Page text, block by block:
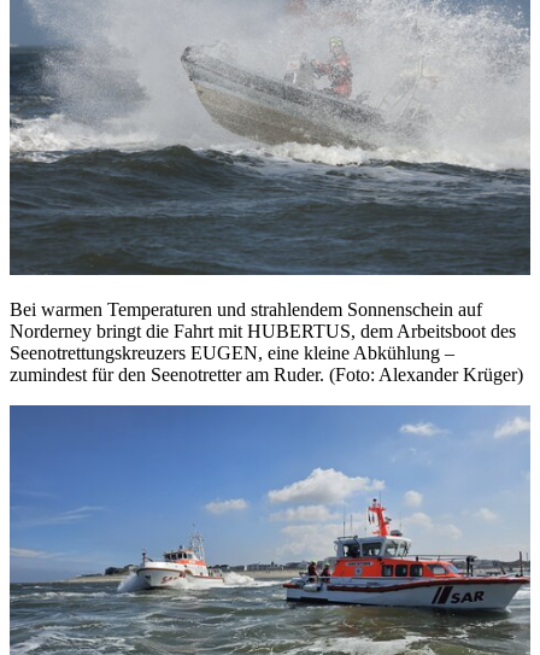
Bei warmen Temperaturen und strahlendem Sonnenschein auf
Norderney bringt die Fahrt mit HUBERTUS, dem Arbeitsboot des
Seenotrettungskreuzers EUGEN, eine kleine Abkühlung –
zumindest für den Seenotretter am Ruder. (Foto: Alexander Krüger)